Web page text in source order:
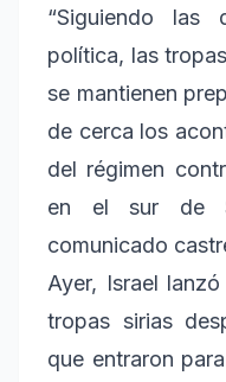
“Siguiendo las
política, las
se mantienen
de cerca los
del régimen
en el sur de
comunicado
Ayer, Israel
tropas sirias
que entraron